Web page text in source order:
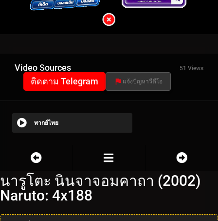
Video Sources 51 Views
ติดตาม Telegram แจ้งปัญหาวีดีโอ
พากย์ไทย
นารูโตะ นินจาจอมคาถา (2002)
Naruto: 4x188